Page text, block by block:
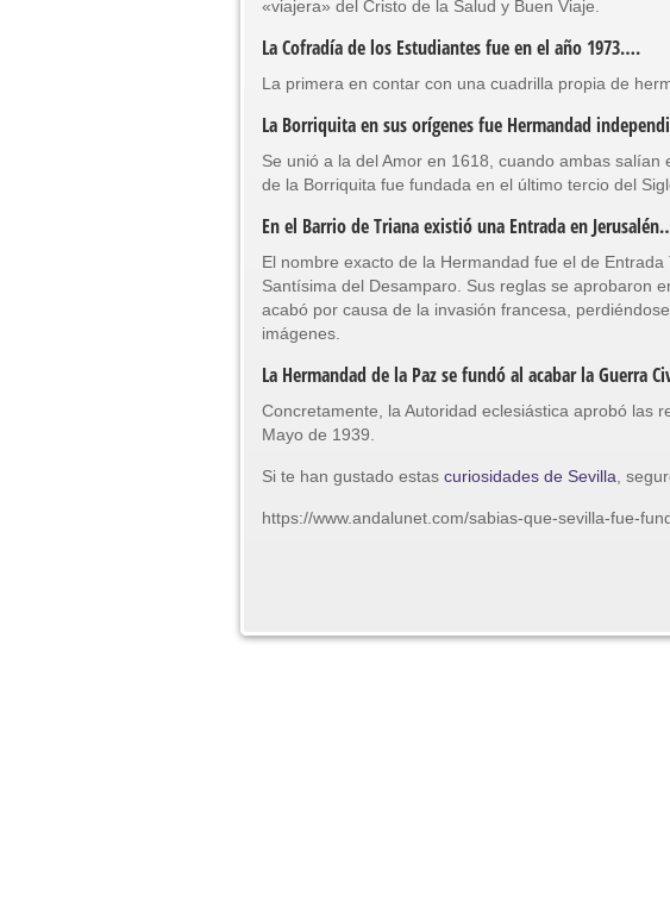
«viajera» del Cristo de la Salud y Buen Viaje.
La Cofradía de los Estudiantes fue en el año 1973….
La primera en contar con una cuadrilla propia de
La Borriquita en sus orígenes fue Hermandad
Se unió a la del Amor en 1618, cuando ambas salían
de la Borriquita fue fundada en el último tercio del
En el Barrio de Triana existió una Entrada en
El nombre exacto de la Hermandad fue el de
Santísima del Desamparo. Sus reglas se aprobaron
acabó por causa de la invasión francesa,
imágenes.
La Hermandad de la Paz se fundó al acabar la Guerra
Concretamente, la Autoridad eclesiástica aprobó las
Mayo de 1939.
Si te han gustado estas curiosidades de Sevilla ,
https://www.andalunet.com/sabias-que-sevilla-fue-